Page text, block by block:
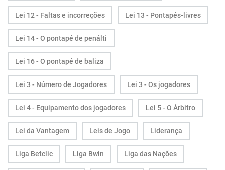
Lei 12 - Faltas e incorreções Lei 13 - Pontapés-livres
Lei 14 - O pontapé de penálti
Lei 16 - O pontapé de baliza
Lei 3 - Número de Jogadores Lei 3 - Os jogadores
Lei 4 - Equipamento dos jogadores Lei 5 - O Árbitro
Lei da Vantagem Leis de Jogo Liderança
Liga Betclic Liga Bwin Liga das Nações